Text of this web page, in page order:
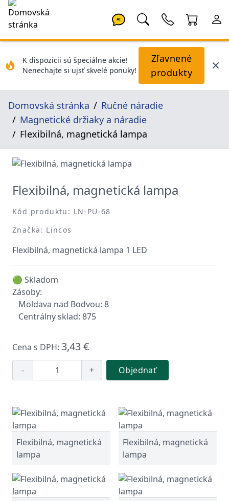
AI
K dispozícii sú špeciálne akcie!
Nenechajte si ujsť skvelé ponuky!
Zľavnené
produkty
Domovská stránka
Ručné náradie
Magnetické držiaky a náradie
Flexibilná, magnetická lampa
Flexibilná, magnetická lampa
Kód produktu: LN-PU-68
Značka: Lincos
Flexibilná, magnetická lampa 1 LED
🟢 Skladom
Zásoby:
Moldava nad Bodvou: 8
Centrálny sklad: 875
Cena s DPH: 3,43 €
- + Objednať
Flexibilná, magnetická
lampa
Flexibilná, magnetická
lampa